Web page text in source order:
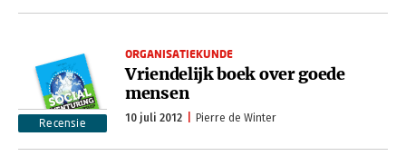
Recensie
ORGANISATIEKUNDE
Vriendelijk boek over goede
mensen
10 juli 2012 Pierre de Winter